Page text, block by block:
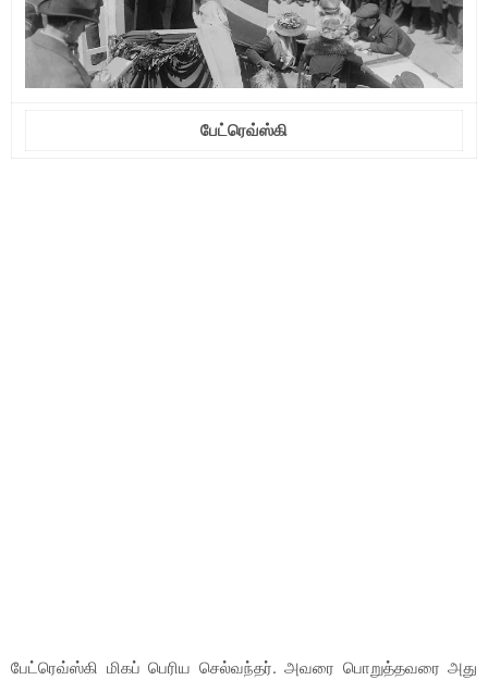
பேட்ரெவ்ஸ்கி
பேட்ரெவ்ஸ்கி மிகப் பெரிய செல்வந்தர். அவரை பொறுத்தவரை அது